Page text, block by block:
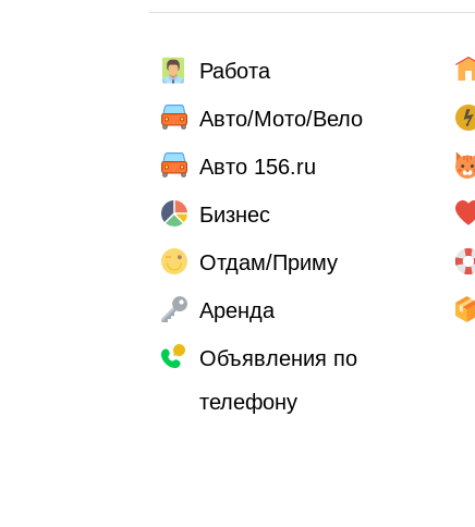
Работа
Авто/Мото/Вело
Авто 156.ru
Бизнес
Отдам/Приму
Аренда
Объявления по
телефону